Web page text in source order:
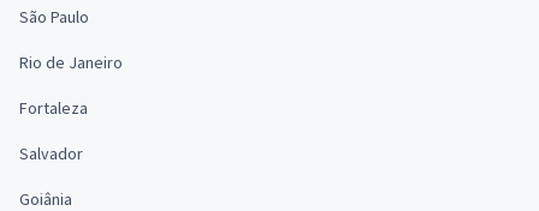
São Paulo
Rio de Janeiro
Fortaleza
Salvador
Goiânia